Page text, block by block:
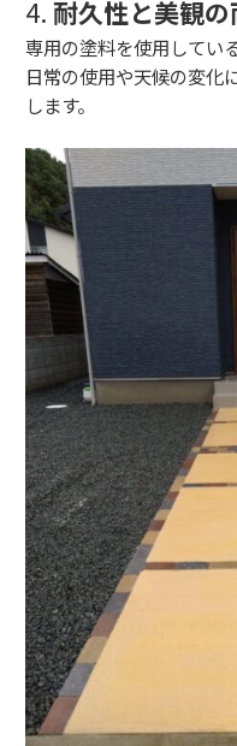
4. 耐久性と美観の
専用の塗料を使用してい
日常の使用や天候の変化
します。